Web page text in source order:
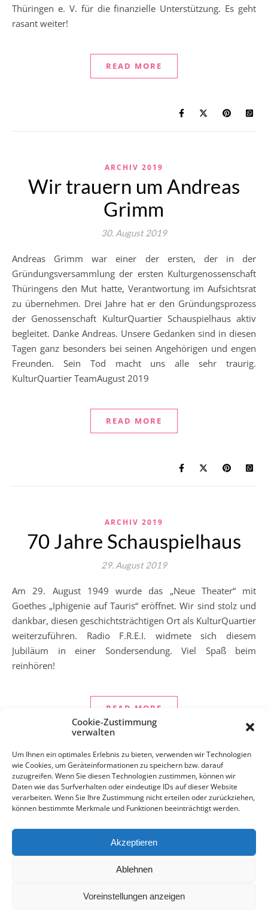
Cookie-Zustimmung
verwalten
Um Ihnen ein optimales Erlebnis zu bieten, verwenden wir Technologien
wie Cookies, um Geräteinformationen zu speichern bzw. darauf
zuzugreifen. Wenn Sie diesen Technologien zustimmen, können wir
Daten wie das Surfverhalten oder eindeutige IDs auf dieser Website
verarbeiten. Wenn Sie Ihre Zustimmung nicht erteilen oder zurückziehen,
können bestimmte Merkmale und Funktionen beeinträchtigt werden.
Akzeptieren
Ablehnen
Voreinstellungen anzeigen
Thüringen e. V. für die finanzielle Unterstützung. Es geht
rasant weiter!
READ MORE
ARCHIV 2019
Wir trauern um Andreas
Grimm
30. August 2019
Andreas Grimm war einer der ersten, der in der
Gründungsversammlung der ersten Kulturgenossenschaft
Thüringens den Mut hatte, Verantwortung im Aufsichtsrat
zu übernehmen. Drei Jahre hat er den Gründungsprozess
der Genossenschaft KulturQuartier Schauspielhaus aktiv
begleitet. Danke Andreas. Unsere Gedanken sind in diesen
Tagen ganz besonders bei seinen Angehörigen und engen
Freunden. Sein Tod macht uns alle sehr traurig.
KulturQuartier TeamAugust 2019
READ MORE
ARCHIV 2019
70 Jahre Schauspielhaus
29. August 2019
Am 29. August 1949 wurde das „Neue Theater“ mit
Goethes „Iphigenie auf Tauris“ eröffnet. Wir sind stolz und
dankbar, diesen geschichtsträchtigen Ort als KulturQuartier
weiterzuführen. Radio F.R.E.I. widmete sich diesem
Jubiläum in einer Sondersendung. Viel Spaß beim
reinhören!
READ MORE
Impressum Datenschutz